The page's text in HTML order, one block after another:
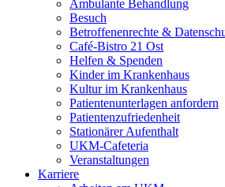
Ambulante Behandlung
Besuch
Betroffenenrechte &
Café-Bistro 21 Ost
Helfen & Spenden
Kinder im Krankenhaus
Kultur im Krankenhaus
Patientenunterlagen anfordern
Patientenzufriedenheit
Stationärer Aufenthalt
UKM-Cafeteria
Veranstaltungen
Karriere